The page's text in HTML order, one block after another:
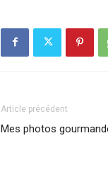
Article précédent
Mes photos